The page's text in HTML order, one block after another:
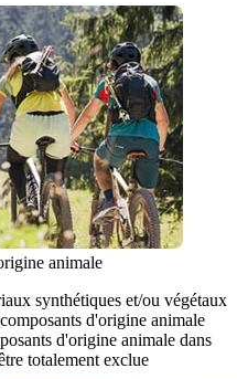
animale
synthétiques et/ou végétaux
d'origine animale
d'origine animale dans
totalement exclue